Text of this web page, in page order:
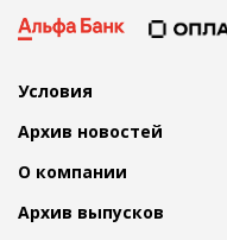
Условия
Архив новостей
О компании
Архив выпусков